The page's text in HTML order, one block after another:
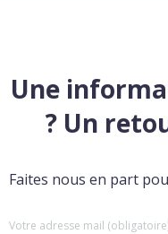
Une
? Un
Faites nous en part
Votre adresse mail